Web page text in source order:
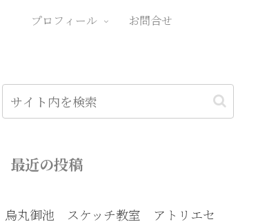
プロフィール お問合せ
最近の投稿
烏丸御池 スケッチ教室 アトリエセ